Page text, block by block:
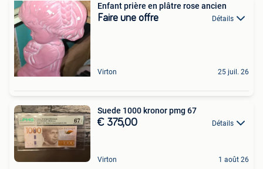
Enfant prière en plâtre rose ancien
Faire une offre Détails
Virton 25 juil. 26
Suede 1000 kronor pmg 67
€ 375,00 Détails
Virton 1 août 26